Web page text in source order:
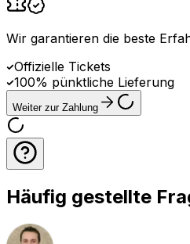
Wir garantieren die beste
Offizielle Tickets
100% pünktliche Lieferung
Weiter zur Zahlung
Häufig gestellte